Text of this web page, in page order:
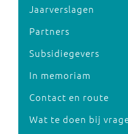
Jaarverslagen
Partners
Subsidiegevers
In memoriam
Contact en route
Wat te doen bij